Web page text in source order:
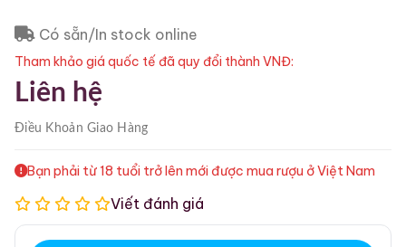
Có sẵn/In stock online
Tham khảo giá quốc tế đã quy đổi thành VNĐ:
Liên hệ
Điều KhoảnGiao Hàng
Bạn phải từ 18 tuổi trở lên mới được mua rượu ở Việt Nam
Viết đánh giá